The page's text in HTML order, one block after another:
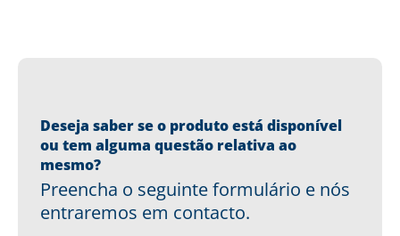
Deseja saber se o produto está disponível
ou tem alguma questão relativa ao
mesmo?
Preencha o seguinte formulário e nós
entraremos em contacto.